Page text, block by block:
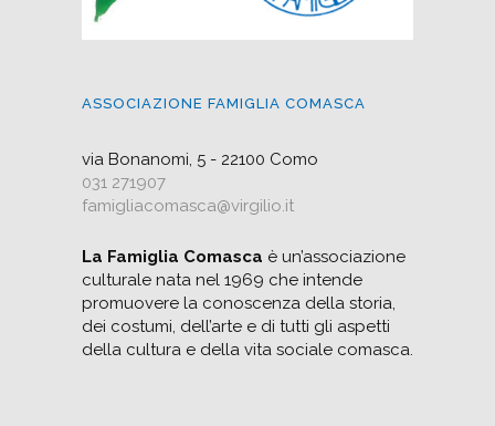
ASSOCIAZIONE FAMIGLIA COMASCA
via Bonanomi, 5 - 22100 Como
031 271907
famigliacomasca@virgilio.it
La Famiglia Comasca è un’associazione
culturale nata nel 1969 che intende
promuovere la conoscenza della storia,
dei costumi, dell’arte e di tutti gli aspetti
della cultura e della vita sociale comasca.